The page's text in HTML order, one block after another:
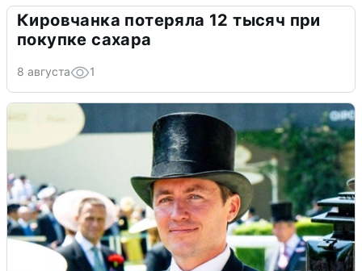
Кировчанка потеряла 12 тысяч при
покупке сахара
8 августа 1